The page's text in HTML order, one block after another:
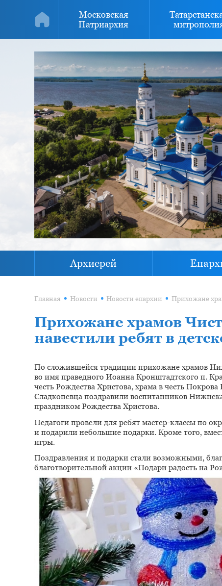
Московская
Патриархия
Архиерей
Главная Новости Новости епархии
Прихожане храмов
навестили ребят в
По сложившейся традиции прихожане храмов
во имя праведного Иоанна Кронштадтского п.
честь Рождества Христова, храма в честь
Сладкопевца поздравили воспитанников
праздником Рождества Христова.
Педагоги провели для ребят мастер-классы по
и подарили небольшие подарки. Кроме того,
игры.
Поздравления и подарки стали возможными,
благотворительной акции «Подари радость на